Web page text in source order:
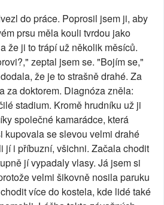
do práce. Poprosil jsem ji, aby
prsu měla kouli tvrdou jako
že ji to trápí už několik měsíců.
zeptal jsem se. "Bojím se,"
že je to strašně drahé. Za
za doktorem. Diagnóza zněla:
stadium. Kromě hrudníku už ji
společné kamarádce, která
kupovala se slevou velmi drahé
jí i příbuzní, všichni. Začala chodit
jí vypadaly vlasy. Já jsem si
velmi šikovně nosila paruku
více do kostela, kde lidé také